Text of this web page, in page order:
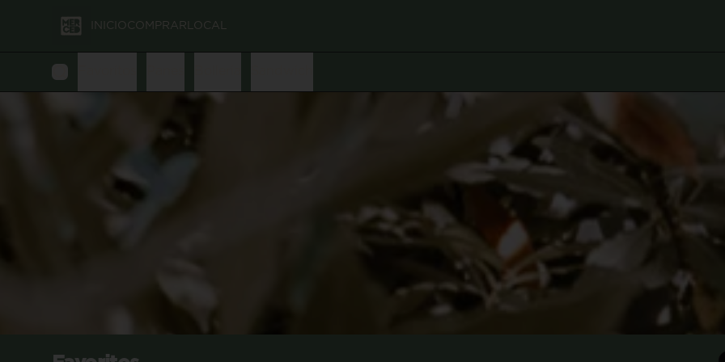
INICIOCOMPRAR LOCAL